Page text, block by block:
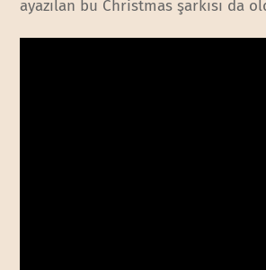
ayazılan bu Christmas şarkısı da